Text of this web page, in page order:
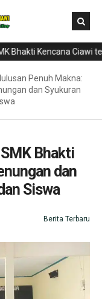
Bhakti Kencana Ciawi
Penuh Makna:
dan Syukuran
Bhakti
dan
Siswa
Berita Terbaru